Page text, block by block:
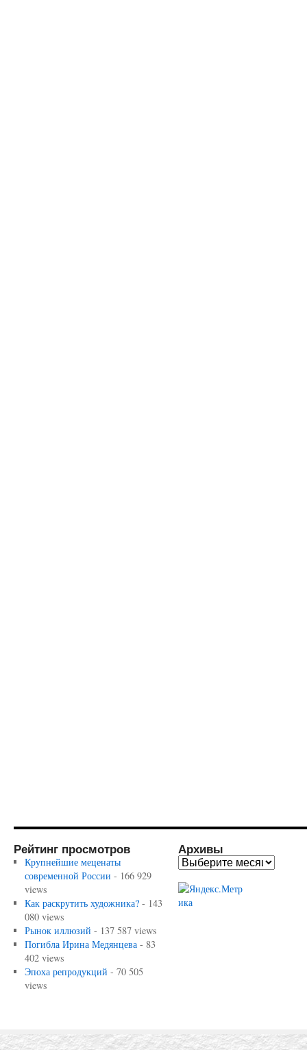
Рейтинг просмотров
Крупнейшие меценаты
современной России - 166 929
views
Как раскрутить художника?- 143
080 views
Рынок иллюзий - 137 587 views
Погибла Ирина Медянцева- 83
402 views
Эпоха репродукций - 70 505
views
Архивы